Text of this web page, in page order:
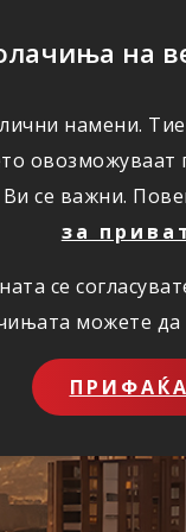
на
намени.
се важни.
за
се
можете да
КОРИСНО